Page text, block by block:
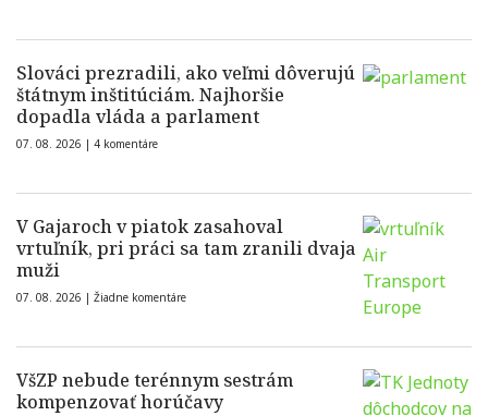
Slováci prezradili, ako veľmi dôverujú
štátnym inštitúciám. Najhoršie
dopadla vláda a parlament
07. 08. 2026 | 4 komentáre
V Gajaroch v piatok zasahoval
vrtuľník, pri práci sa tam zranili dvaja
muži
07. 08. 2026 | Žiadne komentáre
VšZP nebude terénnym sestrám
kompenzovať horúčavy